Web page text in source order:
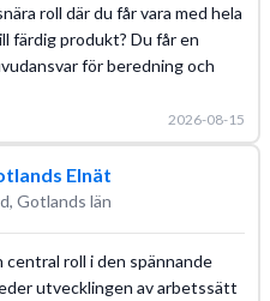
roll där du får vara med hela
färdig produkt? Du får en
för beredning och
2026-08-15
Elnät
Gotlands län
roll i den spännande
utvecklingen av arbetssätt